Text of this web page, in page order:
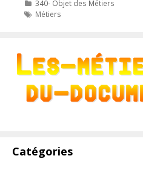
Catégories
340- Objet des Métiers
Étiquettes
Métiers
Catégories